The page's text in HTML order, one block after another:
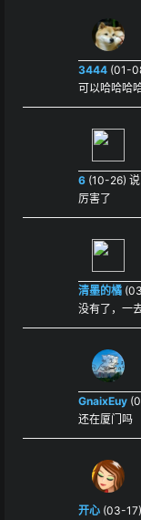
3444 (01-
可以哈哈哈
6 (10-26) 说
厉害了
清墨的橘
没有了，一
GnaixEuy
还在厦门吗
开心 (03-17)